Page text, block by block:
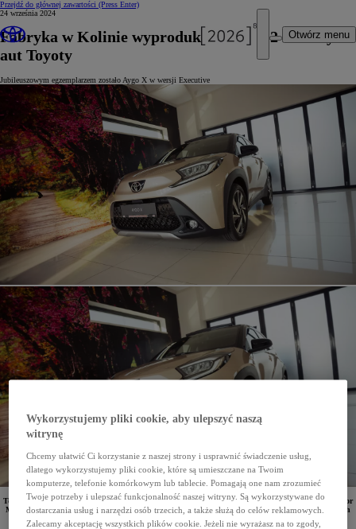
Przejdź do głównej zawartości (Press Enter)
Otwórz menu
24 września 2024
Fabryka w Kolinie wyprodukowała już 2 miliony
aut Toyoty
Jubileuszowym egzemplarzem zostało Aygo X w wersji Executive
Toyota Aygo X została dwumilionowym pojazdem marki wyprodukowanym w zakładzie Toyota Motor
Manufacturing Czech Republic (TMMCZ) w Kolinie. Fabryka ta specjalizuje się w miejskich autach
Wykorzystujemy pliki cookie, aby ulepszyć naszą
witrynę
Chcemy ułatwić Ci korzystanie z naszej strony i usprawnić świadczenie usług,
dlatego wykorzystujemy pliki cookie, które są umieszczane na Twoim
komputerze, telefonie komórkowym lub tablecie. Pomagają one nam zrozumieć
Twoje potrzeby i ulepszać funkcjonalność naszej witryny. Są wykorzystywane do
dostarczania usług i narzędzi osób trzecich, a także służą do celów reklamowych.
Zalecamy akceptację wszystkich plików cookie. Jeżeli nie wyrażasz na to zgody,